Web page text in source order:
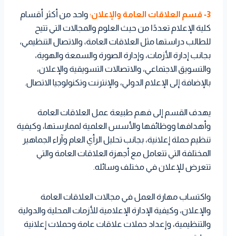
3- قسم العلاقات العامة والإعلان ؛واحد من أكثر أقسام
كلية الإعلام تعددًا من حيث العلوم والمجالات التي تتيح
للطالب دراستها مثل العلاقات العامة، والاتصال التنظيمي،
بجانب إدارة الأزمات، وإدارة الصورة والسمعة والهوية،
والتسويق الاجتماعي، والاتصالات التسويقية والإعلان،
بالإضافة إلى الإعلام الدولي، والإنترنت وتكنولوجيا الاتصال.
يهدف القسم إلى فهم طبيعة عمل العلاقات العامة
وأهدافها ووظائفها والأسس العلمية لممارستها، وكيفية
تنظيم حملة إعلانية، بجانب تحليل الرأي العام وآراء الجماهير
المختلفة التي تتعامل مع أجهزة العلاقات العامة والتي
تتعرض للإعلان في مختلف وسائله.
واكتساب مهارة العمل في مجالات العلاقات العامة
والإعلان، وكيفية الإدارة الإعلامية للأزمات المحلية والدولية
والتنظيمية، وإعداد حملات علاقات عامة وحملات إعلانية